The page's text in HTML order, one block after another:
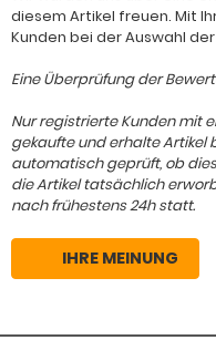
diesem Artikel freuen. Mit
Kunden bei der Auswahl
Eine Überprüfung der
Nur registrierte Kunden mit
gekaufte und erhalte Artikel
automatisch geprüft, ob
die Artikel tatsächlich
nach frühestens 24h statt.
IHRE MEINUNG